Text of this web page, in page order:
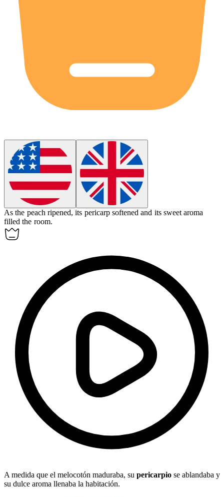
As the peach ripened, its pericarp softened and its sweet aroma
filled the room.
A medida que el melocotón maduraba, su pericarpio se ablandaba y
su dulce aroma llenaba la habitación.